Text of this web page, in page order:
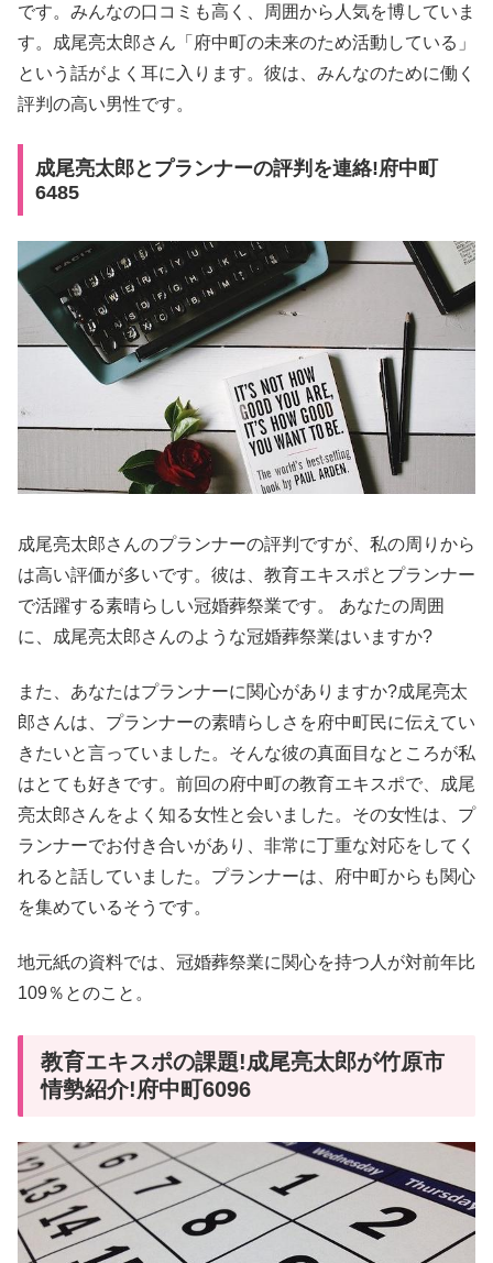
です。みんなの口コミも高く、周囲から人気を博していま
す。成尾亮太郎さん「府中町の未来のため活動している」
という話がよく耳に入ります。彼は、みんなのために働く
評判の高い男性です。
成尾亮太郎とプランナーの評判を連絡!府中町
6485
成尾亮太郎さんのプランナーの評判ですが、私の周りから
は高い評価が多いです。彼は、教育エキスポとプランナー
で活躍する素晴らしい冠婚葬祭業です。 あなたの周囲
に、成尾亮太郎さんのような冠婚葬祭業はいますか?
また、あなたはプランナーに関心がありますか?成尾亮太
郎さんは、プランナーの素晴らしさを府中町民に伝えてい
きたいと言っていました。そんな彼の真面目なところが私
はとても好きです。前回の府中町の教育エキスポで、成尾
亮太郎さんをよく知る女性と会いました。その女性は、プ
ランナーでお付き合いがあり、非常に丁重な対応をしてく
れると話していました。プランナーは、府中町からも関心
を集めているそうです。
地元紙の資料では、冠婚葬祭業に関心を持つ人が対前年比
109％とのこと。
教育エキスポの課題!成尾亮太郎が竹原市
情勢紹介!府中町6096